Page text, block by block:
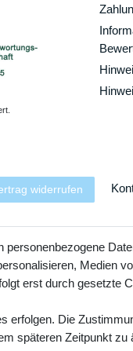
widerrufen
personenbezogene
Medien
erst durch gesetzte
erfolgen. Die
späteren Zeitpunkt zu